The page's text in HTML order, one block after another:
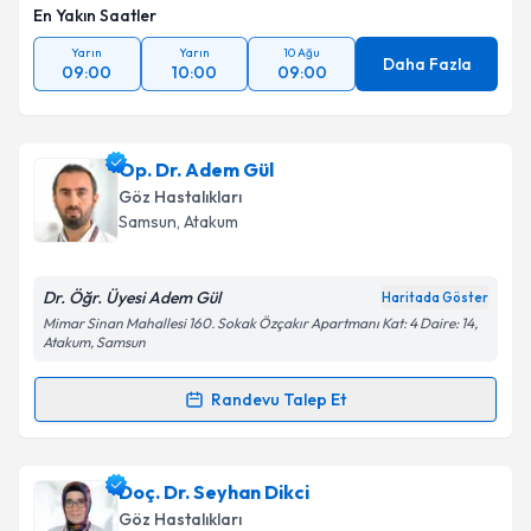
En Yakın Saatler
Yarın
09:00
Yarın
10:00
10 Ağu
09:00 Daha Fazla
Op. Dr. Adem Gül
Göz Hastalıkları
Samsun, Atakum
Dr. Öğr. Üyesi Adem Gül Haritada Göster
Mimar Sinan Mahallesi 160. Sokak Özçakır Apartmanı Kat: 4 Daire: 14,
Atakum, Samsun
Randevu Talep Et
Randevu Takvimi Talebi
Op. Dr. Adem Güliçin randevu takvimi talebi
oluşturun. Size bu uzmandan randevu almanız için bir
Doç. Dr. Seyhan Dikci
Göz Hastalıkları